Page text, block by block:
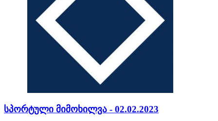
სპორტული მიმოხილვა - 02.02.2023